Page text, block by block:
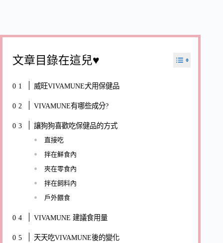
文章目錄在這兒♥
威旺VIVAMUNE犬用保健品
VIVAMUNE有哪些成分?
讓狗狗喜歡吃保健品的方式
直接吃
拌在鮮食內
夾在零食內
拌在飼料內
戶外餵食
VIVAMUNE 建議食用量
天天吃VIVAMUNE後的變化